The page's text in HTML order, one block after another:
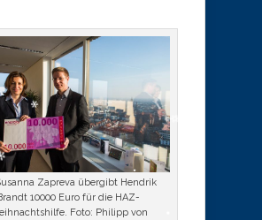
Zapreva übergibt Hendrik
10000 Euro für die HAZ-
Foto: Philipp von